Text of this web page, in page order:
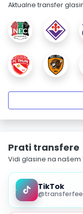
Aktualne transfer
Prati transfere
Vidi glasine na našem
TikTok